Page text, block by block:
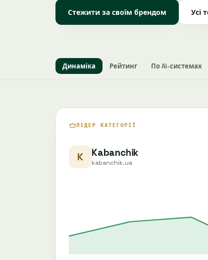
Стежити за своїм брендом Усі
Динаміка Рейтинг По AI-системах
ЛІДЕР КАТЕГОРІЇ
K Kabanchik
kabanchik.ua